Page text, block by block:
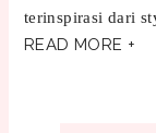
terinspirasi dari
READ MORE +